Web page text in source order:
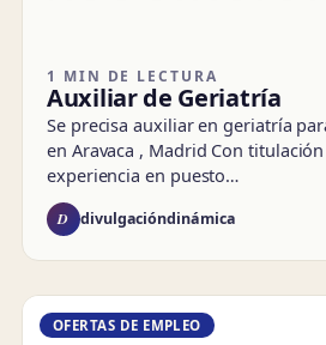
1 MIN DE LECTURA
Auxiliar de Geriatría
Se precisa auxiliar en geriatría
en Aravaca , Madrid Con
experiencia en puesto…
D divulgacióndinámica
OFERTAS DE EMPLEO